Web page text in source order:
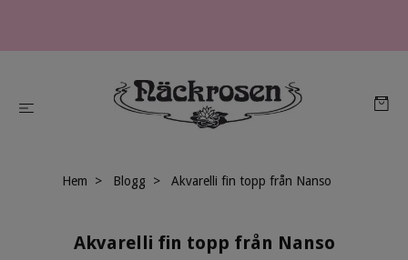
Hem Blogg Akvarelli fin topp från Nanso
Akvarelli fin topp från Nanso